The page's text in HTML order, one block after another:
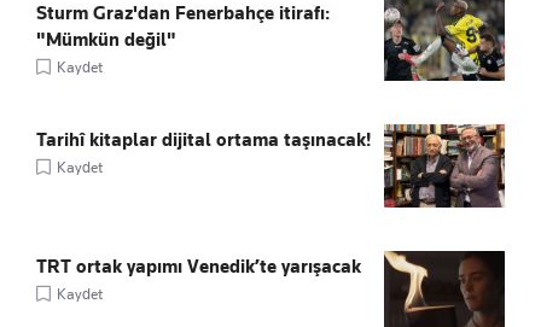
Sturm Graz'dan Fenerbahçe itirafı:
"Mümkün değil"
Kaydet
Tarihî kitaplar dijital ortama taşınacak!
Kaydet
TRT ortak yapımı Venedik’te yarışacak
Kaydet